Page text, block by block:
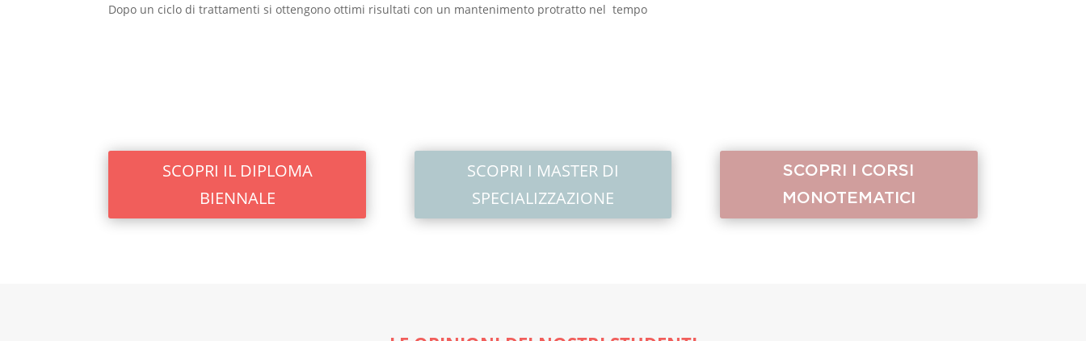
Dopo un ciclo di trattamenti si ottengono ottimi risultati con un mantenimento protratto nel tempo
SCOPRI IL DIPLOMA
BIENNALE
SCOPRI I MASTER DI
SPECIALIZZAZIONE
SCOPRI I CORSI
MONOTEMATICI